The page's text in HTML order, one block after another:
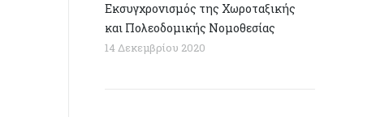
Εκσυγχρονισμός της Χωροταξικής
και Πολεοδομικής Νομοθεσίας
14 Δεκεμβρίου 2020